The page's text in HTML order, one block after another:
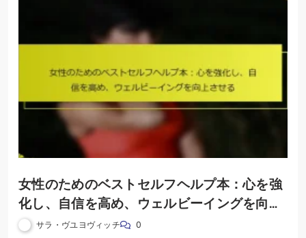
女性のためのベストセルフヘルプ本：心を強
化し、自信を高め、ウェルビーイングを向上
させる
サラ・ヴユヨヴィッチ 0